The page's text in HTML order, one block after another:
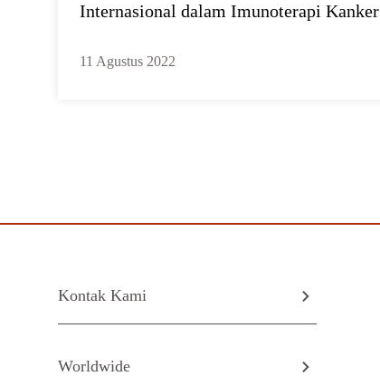
Internasional dalam Imunoterapi Kanker
11 Agustus 2022
Kontak Kami
Worldwide